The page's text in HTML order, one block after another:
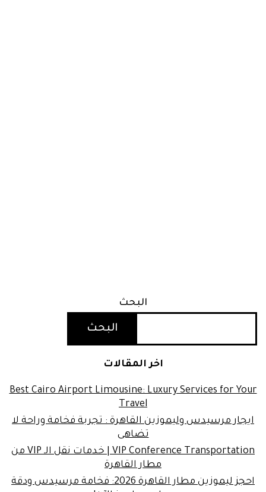
البحث
البحث
اخر المقالات
Best Cairo Airport Limousine: Luxury Services for Your
Travel
ايجار مرسيدس وليموزين القاهرة : تجربة فخامة وراحة لا
تضاهى
VIP Conference Transportation | خدمات نقل الـ VIP من
مطار القاهرة
احجز ليموزين مطار القاهرة 2026: فخامة مرسيدس ودقة